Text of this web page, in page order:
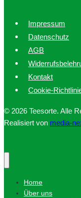
Impressum
Datenschutz
AGB
Kontakt
Cookie-
© 2026 Teesorte. Alle
Realisiert von media-
Home
Über uns